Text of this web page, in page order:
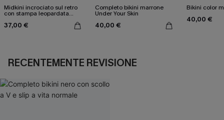
Midkini incrociato sul retro
con stampa leopardata
37,00 €
Completo bikini marrone
Under Your Skin
40,00 €
Bikini color
40,00 €
RECENTEMENTE REVISIONE